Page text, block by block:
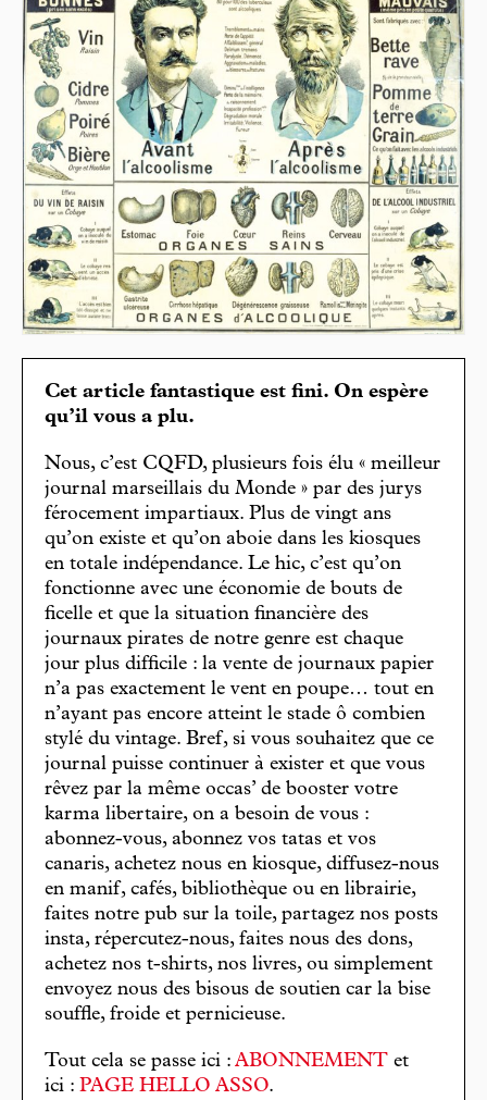
Cet article fantastique est fini. On espère
qu’il vous a plu.
Nous, c’est CQFD, plusieurs fois élu « meilleur
journal marseillais du Monde » par des jurys
férocement impartiaux. Plus de vingt ans
qu’on existe et qu’on aboie dans les kiosques
en totale indépendance. Le hic, c’est qu’on
fonctionne avec une économie de bouts de
ficelle et que la situation financière des
journaux pirates de notre genre est chaque
jour plus difficile : la vente de journaux papier
n’a pas exactement le vent en poupe… tout en
n’ayant pas encore atteint le stade ô combien
stylé du vintage. Bref, si vous souhaitez que ce
journal puisse continuer à exister et que vous
rêvez par la même occas’ de booster votre
karma libertaire, on a besoin de vous :
abonnez-vous, abonnez vos tatas et vos
canaris, achetez nous en kiosque, diffusez-nous
en manif, cafés, bibliothèque ou en librairie,
faites notre pub sur la toile, partagez nos posts
insta, répercutez-nous, faites nous des dons,
achetez nos t-shirts, nos livres, ou simplement
envoyez nous des bisous de soutien car la bise
souffle, froide et pernicieuse.
Tout cela se passe ici : ABONNEMENT et
ici : PAGE HELLO ASSO.